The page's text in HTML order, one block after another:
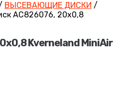
ВЫСЕВАЮЩИЕ ДИСКИ /
AC826076, 20х0,8
Kverneland MiniAir